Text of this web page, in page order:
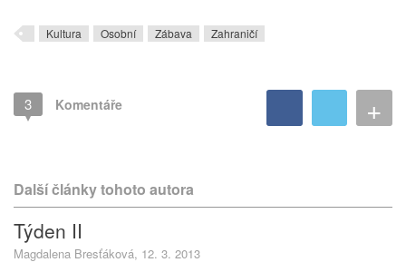
Kultura Osobní Zábava Zahraničí
3 Komentáře +
Další články tohoto autora
Týden II
Magdalena Bresťáková, 12. 3. 2013